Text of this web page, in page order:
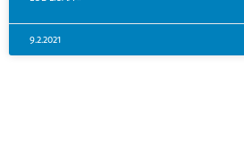
9.2.2021